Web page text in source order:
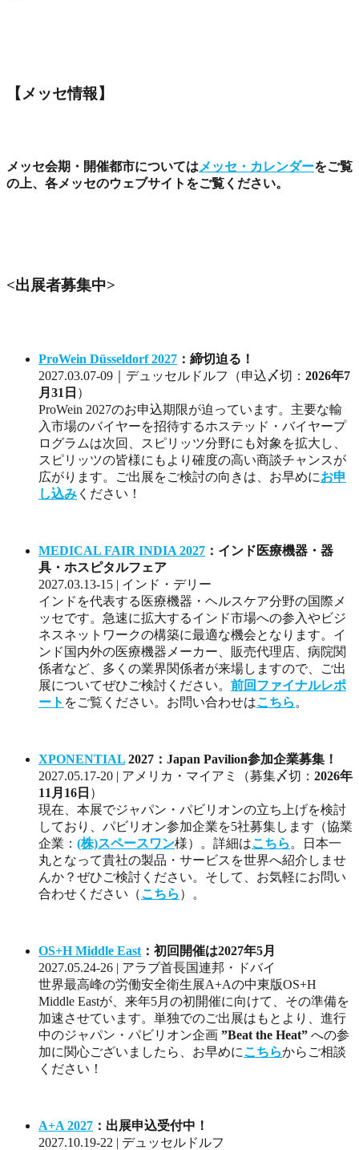
【メッセ情報】
メッセ会期・開催都市については メッセ・カレンダーをご覧
の上、各メッセのウェブサイトをご覧ください。
<出展者募集中>
ProWein Düsseldorf 2027 ：締切迫る！
2027.03.07-09｜デュッセルドルフ（申込〆切： 2026年7
月31日 ）
ProWein 2027のお申込期限が迫っています。主要な輸
入市場のバイヤーを招待するホステッド・バイヤープ
ログラムは次回、スピリッツ分野にも対象を拡大し、
スピリッツの皆様にもより確度の高い商談チャンスが
広がります。ご出展をご検討の向きは、お早めにお申
し込み ください！
MEDICAL FAIR INDIA 2027 ：インド医療機器・器
具・ホスピタルフェア
2027.03.13-15 | インド・デリー
インドを代表する医療機器・ヘルスケア分野の国際メ
ッセです。急速に拡大するインド市場への参入やビジ
ネスネットワークの構築に最適な機会となります。イ
ンド国内外の医療機器メーカー、販売代理店、病院関
係者など、多くの業界関係者が来場しますので、ご出
展についてぜひご検討ください。 前回ファイナルレポ
ート をご覧ください。お問い合わせはこちら 。
XPONENTIAL 2027：Japan Pavilion参加企業募集！
2027.05.17-20 | アメリカ・マイアミ（募集〆切： 2026年
11月16日 ）
現在、本展でジャパン・パビリオンの立ち上げを検討
しており、パビリオン参加企業を5社募集します（協業
企業： (株)スペースワン様）。詳細はこちら 。日本一
丸となって貴社の製品・サービスを世界へ紹介しませ
んか？ぜひご検討ください。そして、お気軽にお問い
合わせください（こちら ）。
OS+H Middle East ：初回開催は2027年5月
2027.05.24-26 | アラブ首長国連邦・ドバイ
世界最高峰の労働安全衛生展A+Aの中東版OS+H
Middle Eastが、来年5月の初開催に向けて、その準備を
加速させています。単独でのご出展はもとより、進行
中のジャパン・パビリオン企画 ”Beat the Heat” への参
加に関心ございましたら、お早めにこちらからご相談
ください！
A+A 2027 ：出展申込受付中！
2027.10.19-22 | デュッセルドルフ